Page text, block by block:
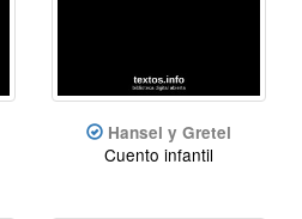
Hansel y Gretel
Cuento infantil